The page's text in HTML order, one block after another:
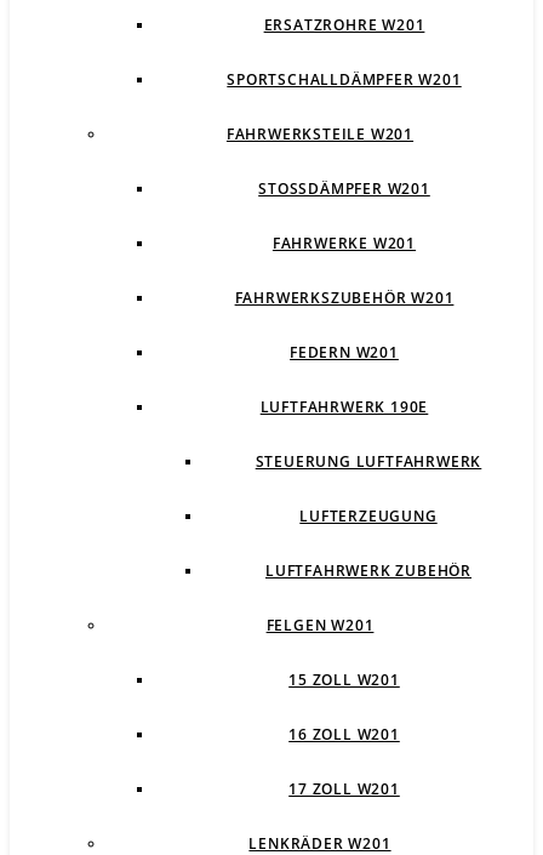
ERSATZROHRE W201
SPORTSCHALLDÄMPFER W201
FAHRWERKSTEILE W201
STOSSDÄMPFER W201
FAHRWERKE W201
FAHRWERKSZUBEHÖR W201
FEDERN W201
LUFTFAHRWERK 190E
STEUERUNG LUFTFAHRWERK
LUFTERZEUGUNG
LUFTFAHRWERK ZUBEHÖR
FELGEN W201
15 ZOLL W201
16 ZOLL W201
17 ZOLL W201
LENKRÄDER W201